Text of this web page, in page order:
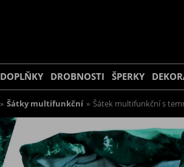
DOPLŇKY DROBNOSTI ŠPERKY
» Šátky multifunkční » Šátek multifunkční s